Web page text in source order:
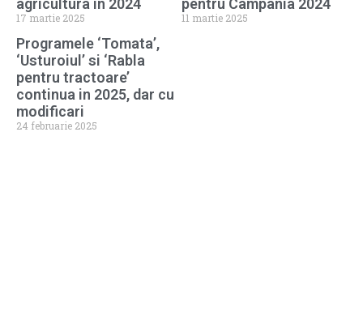
agricultura in 2024
17 martie 2025
pentru Campania 2024
11 martie 2025
Programele ‘Tomata’,
‘Usturoiul’ si ‘Rabla
pentru tractoare’
continua in 2025, dar cu
modificari
24 februarie 2025